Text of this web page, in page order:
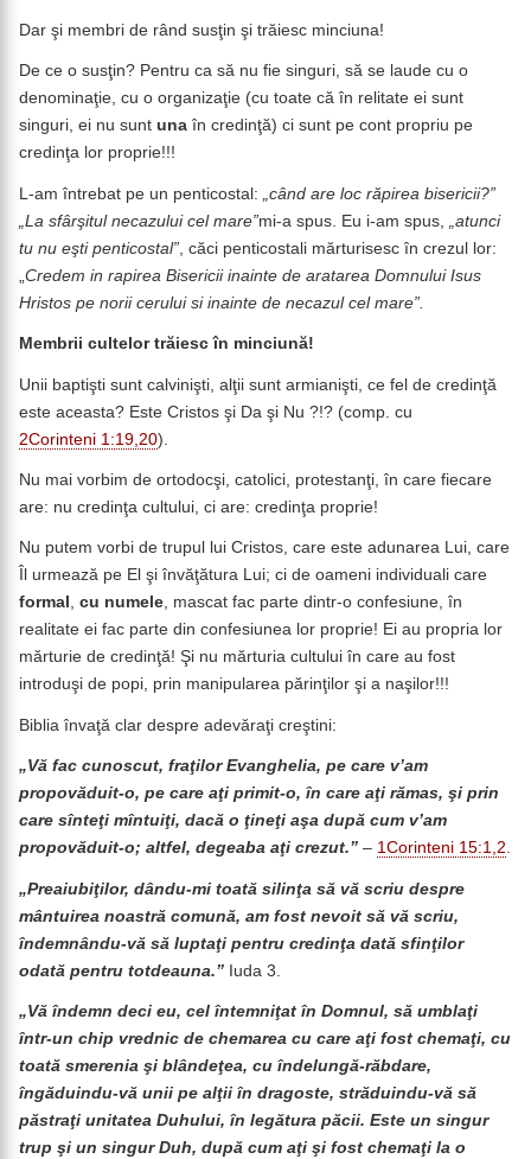
Dar şi membri de rând susţin şi trăiesc minciuna!
De ce o susţin? Pentru ca să nu fie singuri, să se laude cu o
denominaţie, cu o organizaţie (cu toate că în relitate ei sunt
singuri, ei nu sunt una în credinţă) ci sunt pe cont propriu pe
credinţa lor proprie!!!
L-am întrebat pe un penticostal:
„când are loc răpirea bisericii?”
„La sfârşitul necazului cel mare”mi-a spus. Eu i-am spus,
„atunci
tu nu eşti penticostal” , căci penticostali mărturisesc în crezul lor:
Credem in rapirea Bisericii inainte de aratarea Domnului Isus
Hristos pe norii cerului si inainte de necazul cel mare”.
Membrii cultelor trăiesc în minciună!
Unii baptişti sunt calvinişti, alţii sunt armianişti, ce fel de credinţă
este aceasta? Este Cristos şi Da şi Nu ?!? (comp. cu
2Corinteni 1:19,20).
Nu mai vorbim de ortodocşi, catolici, protestanţi, în care fiecare
are: nu credinţa cultului, ci are: credinţa proprie!
Nu putem vorbi de trupul lui Cristos, care este adunarea Lui, care
Îl urmează pe El şi învăţătura Lui; ci de oameni individuali care
formal , cu numele, mascat fac parte dintr-o confesiune, în
realitate ei fac parte din confesiunea lor proprie! Ei au propria lor
mărturie de credinţă! Şi nu mărturia cultului în care au fost
introduşi de popi, prin manipularea părinţilor şi a naşilor!!!
Biblia învaţă clar despre adevăraţi creştini:
„Vă fac cunoscut, fraţilor Evanghelia, pe care v’am
propovăduit-o, pe care aţi primit-o, în care aţi rămas, şi prin
care sînteţi mîntuiţi, dacă o ţineţi aşa după cum v’am
propovăduit-o; altfel, degeaba aţi crezut.” – 1Corinteni 15:1,2.
„Preaiubiţilor, dându-mi toată silinţa să vă scriu despre
mântuirea noastră comună, am fost nevoit să vă scriu,
îndemnându-vă să luptaţi pentru credinţa dată sfinţilor
odată pentru totdeauna.” Iuda 3.
„Vă îndemn deci eu, cel întemniţat în Domnul, să umblaţi
într-un chip vrednic de chemarea cu care aţi fost chemaţi, cu
toată smerenia şi blândeţea, cu îndelungă-răbdare,
îngăduindu-vă unii pe alţii în dragoste, străduindu-vă să
păstraţi unitatea Duhului, în legătura păcii. Este un singur
trup şi un singur Duh, după cum aţi şi fost chemaţi la o